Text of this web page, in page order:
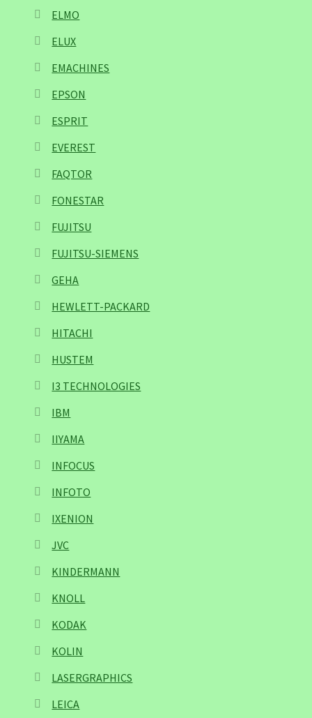
ELMO
ELUX
EMACHINES
EPSON
ESPRIT
EVEREST
FAQTOR
FONESTAR
FUJITSU
FUJITSU-SIEMENS
GEHA
HEWLETT-PACKARD
HITACHI
HUSTEM
I3 TECHNOLOGIES
IBM
IIYAMA
INFOCUS
INFOTO
IXENION
JVC
KINDERMANN
KNOLL
KODAK
KOLIN
LASERGRAPHICS
LEICA